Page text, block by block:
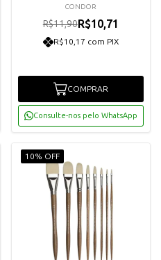
CONDOR
R$11,90R$10,71
R$10,17 com PIX
COMPRAR
Consulte-nos pelo WhatsApp
10% OFF